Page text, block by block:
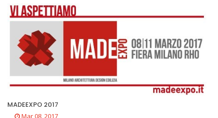
MADEEXPO 2017
Mar 08, 2017